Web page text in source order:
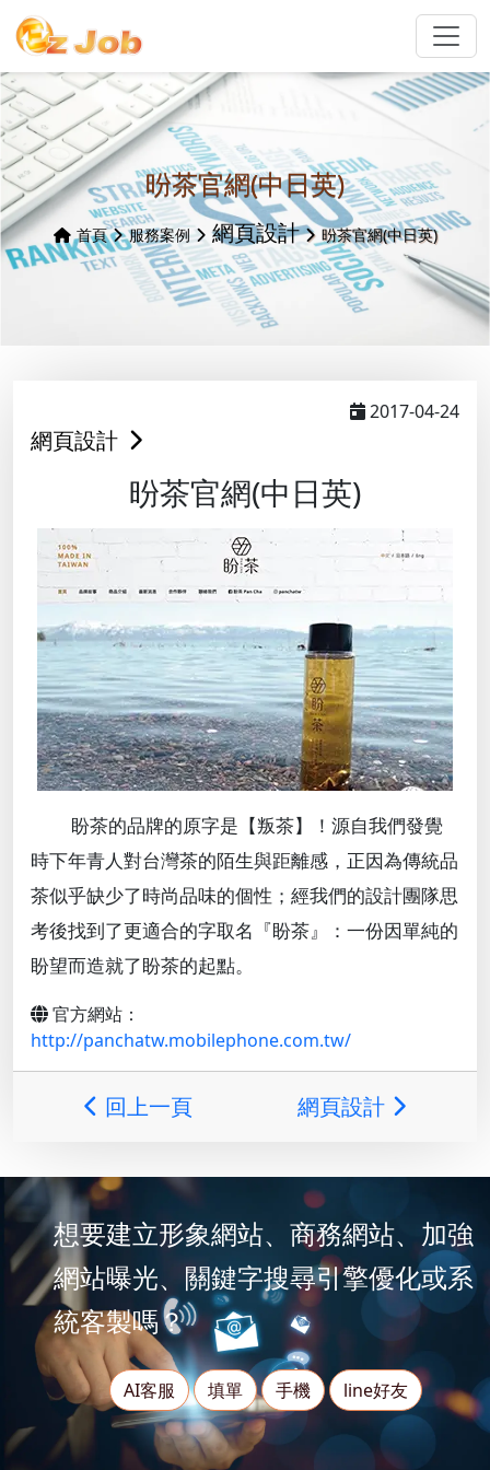
昐茶官網(中日英)
首頁 服務案例 網頁設計 昐茶官網(中日英)
2017-04-24
網頁設計
昐茶官網(中日英)
盼茶的品牌的原字是【叛茶】！源自我們發覺
時下年青人對台灣茶的陌生與距離感，正因為傳統品
茶似乎缺少了時尚品味的個性；經我們的設計團隊思
考後找到了更適合的字取名 『盼茶』： 一份因單純的
盼望而造就了盼茶的起點。
官方網站：
http://panchatw.mobilephone.com.tw/
回上一頁 網頁設計
想要建立形象網站、商務網站、加強
網站曝光、關鍵字搜尋引擎優化或系
統客製嗎？
AI客服 填單 手機 line好友